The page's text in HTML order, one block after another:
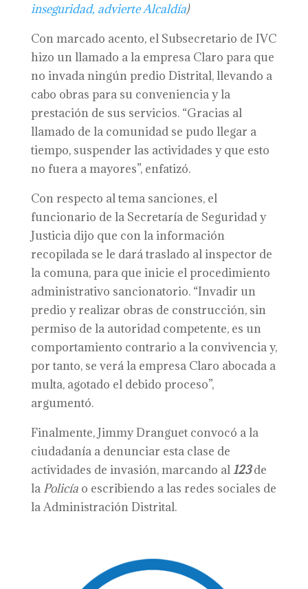
inseguridad, advierte Alcaldía)
Con marcado acento, el Subsecretario de IVC
hizo un llamado a la empresa Claro para que
no invada ningún predio Distrital, llevando a
cabo obras para su conveniencia y la
prestación de sus servicios. “Gracias al
llamado de la comunidad se pudo llegar a
tiempo, suspender las actividades y que esto
no fuera a mayores”, enfatizó.
Con respecto al tema sanciones, el
funcionario de la Secretaría de Seguridad y
Justicia dijo que con la información
recopilada se le dará traslado al inspector de
la comuna, para que inicie el procedimiento
administrativo sancionatorio. “Invadir un
predio y realizar obras de construcción, sin
permiso de la autoridad competente, es un
comportamiento contrario a la convivencia y,
por tanto, se verá la empresa Claro abocada a
multa, agotado el debido proceso”,
argumentó.
Finalmente, Jimmy Dranguet convocó a la
ciudadanía a denunciar esta clase de
actividades de invasión, marcando al123de
la Policíao escribiendo a las redes sociales de
la Administración Distrital.